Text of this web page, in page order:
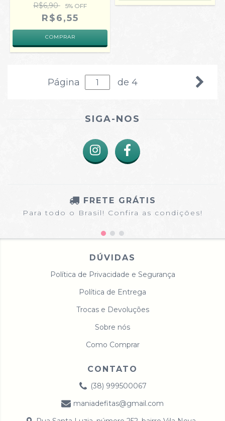
R$6,90 5% OFF
R$6,55
COMPRAR
Página de 4
SIGA-NOS
FRETE GRÁTIS
Para todo o Brasil! Confira as condições!
DÚVIDAS
Política de Privacidade e Segurança
Política de Entrega
Trocas e Devoluções
Sobre nós
Como Comprar
CONTATO
(38) 999500067
maniadefitas@gmail.com